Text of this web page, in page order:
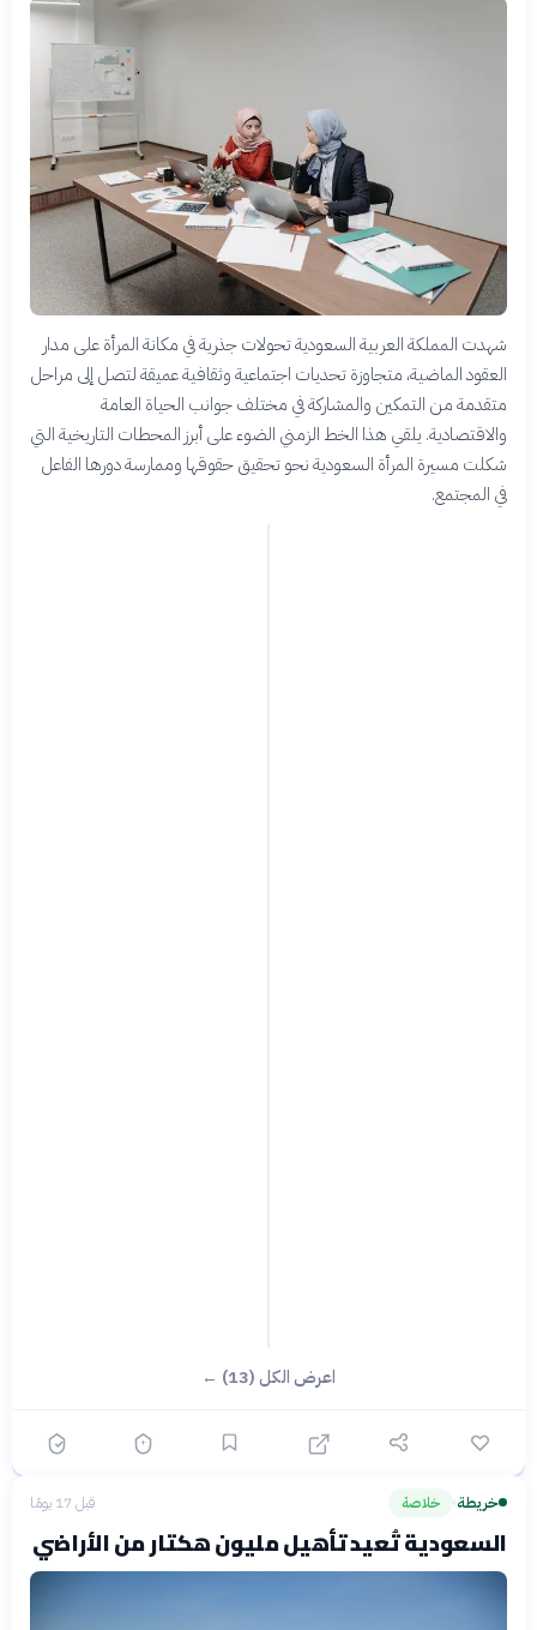
شهدت المملكة العربية السعودية تحولات جذرية في مكانة المرأة على مدار
العقود الماضية، متجاوزة تحديات اجتماعية وثقافية عميقة لتصل إلى مراحل
متقدمة من التمكين والمشاركة في مختلف جوانب الحياة العامة
والاقتصادية. يلقي هذا الخط الزمني الضوء على أبرز المحطات التاريخية التي
شكلت مسيرة المرأة السعودية نحو تحقيق حقوقها وممارسة دورها الفاعل
في المجتمع.
اعرض الكل (13) ←
خريطة› خلاصة قبل 17 يومًا
السعودية تُعيد تأهيل مليون هكتار من الأراضي